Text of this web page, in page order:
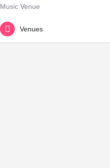
Music Venue
+45 33 25 70 11
Enghavevej 40, 1674 København,
Venues